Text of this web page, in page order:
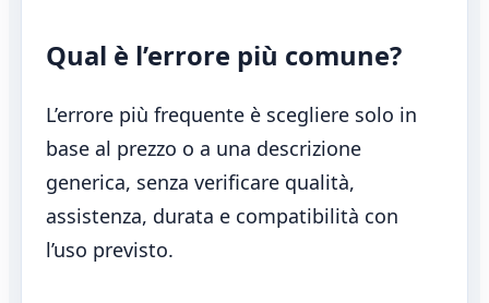
Qual è l’errore più comune?
L’errore più frequente è scegliere solo in
base al prezzo o a una descrizione
generica, senza verificare qualità,
assistenza, durata e compatibilità con
l’uso previsto.